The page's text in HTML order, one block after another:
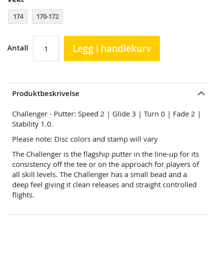
174 170-172
Antall Legg i handlekurv
Produktbeskrivelse
Challenger - Putter: Speed 2 | Glide 3 | Turn 0 | Fade 2 |
Stability 1.0.
Please note: Disc colors and stamp will vary
The Challenger is the flagship putter in the line-up for its
consistency off the tee or on the approach for players of
all skill levels. The Challenger has a small bead and a
deep feel giving it clean releases and straight controlled
flights.